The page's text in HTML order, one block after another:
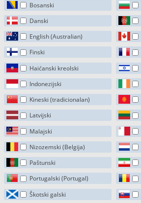
Bosanski
Danski
English (Australian)
Finski
Haićanski kreolski
Indonezijski
Kineski (tradicionalan)
Latvijski
Malajski
Nizozemski (Belgija)
Paštunski
Portugalski (Portugal)
Škotski galski